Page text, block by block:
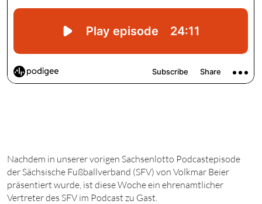
Nachdem in unserer vorigen Sachsenlotto Podcastepisode
der Sächsische Fußballverband (SFV) von Volkmar Beier
präsentiert wurde, ist diese Woche ein ehrenamtlicher
Vertreter des SFV im Podcast zu Gast.